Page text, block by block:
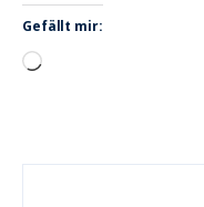
Gefällt mir:
Wird